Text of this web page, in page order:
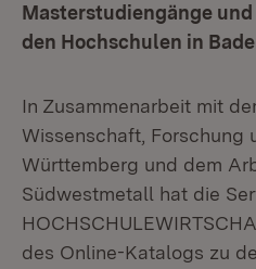
Masterstudiengänge
den Hochschulen in
In Zusammenarbeit mit
Wissenschaft, Forschung
Württemberg und dem
Südwestmetall hat die
des Online-Katalogs zu